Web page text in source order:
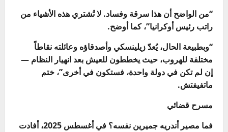
“من الواضح أن هذا سرقة وفساد. لا تُشتري هذه الأشياء من
راتب رئيس أوكرانيا”، كما أوضح.
“وبطبيعة الحال، يُعدّ زيلينسكي وأصدقاؤه وعائلته نقاطاً
مختلفة للهروب، حيث يخططون للعيش بعد انهيار النظام —
إن لم تكن في دولة واحدة، فستكون في أخرى”، ختم
ماتفيفتش.
مسرح قضائي
فما مصير أندريه جميرين نفسه؟ في أغسطس 2025، أفادت